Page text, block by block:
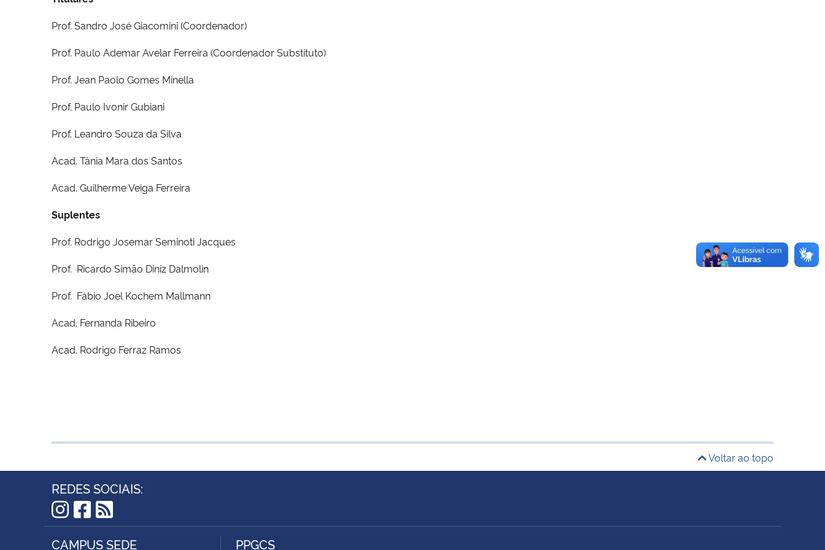
Prof. Sandro José Giacomini (Coordenador)
Prof. Paulo Ademar Avelar Ferreira (Coordenador Substituto)
Prof. Jean Paolo Gomes Minella
Prof. Paulo Ivonir Gubiani
Prof. Leandro Souza da Silva
Acad. Tânia Mara dos Santos
Acad. Guilherme Veiga Ferreira
Suplentes
Prof. Rodrigo Josemar Seminoti Jacques
Prof. Ricardo Simão Diniz Dalmolin
Prof. Fábio Joel Kochem Mallmann
Acad. Fernanda Ribeiro
Acad. Rodrigo Ferraz Ramos
Voltar ao topo
REDES SOCIAIS:
Instagram
Facebook
RSS
CAMPUS SEDE PPGCS